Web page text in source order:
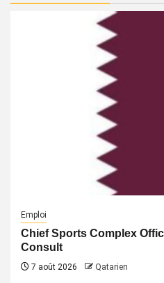
Emploi
Chief Sports Complex
Consult
7 août 2026 Qatarien